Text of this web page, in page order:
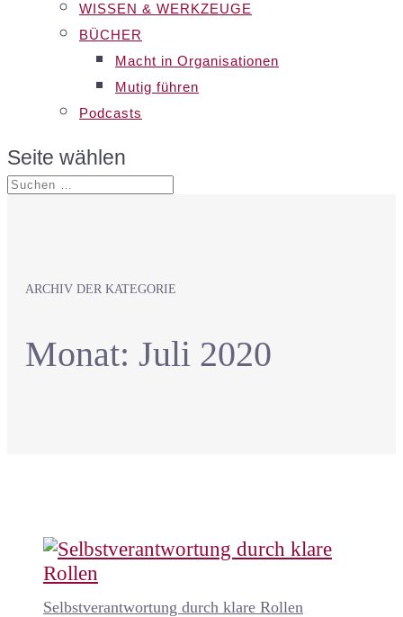
WISSEN & WERKZEUGE
BÜCHER
Macht in Organisationen
Mutig führen
Podcasts
Seite wählen
ARCHIV DER KATEGORIE
Monat: Juli 2020
Selbstverantwortung durch klare Rollen